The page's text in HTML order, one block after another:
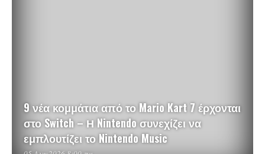
9 νέα κομμάτια από το Mario Kart 7 έρχονται
στο Switch – Η Nintendo συνεχίζει να
εμπλουτίζει το Nintendo Music